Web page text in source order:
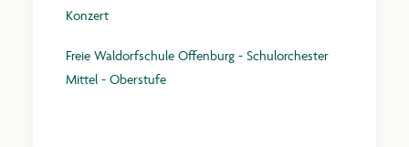
Konzert
Freie Waldorfschule Offenburg - Schulorchester
Mittel - Oberstufe